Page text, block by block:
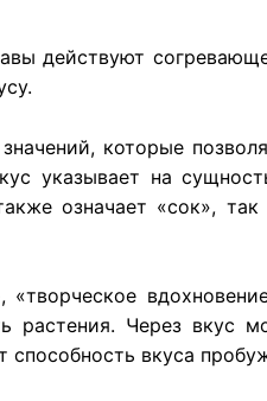
действуют
которые
указывает на
означает «сок»,
Через вкус
вкуса